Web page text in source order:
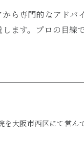
ら専門的なアドバ
ます。プロの目線
大阪市西区にて営ん